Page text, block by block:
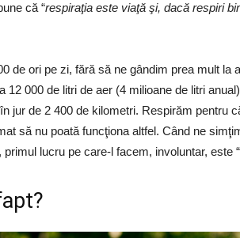
că “respiraţia este viaţă şi, dacă respiri
de ori pe zi, fără să ne gândim prea mult la
12 000 de litri de aer (4 milioane de litri
jur de 2 400 de kilometri. Respirăm pentru
să nu poată funcţiona altfel. Când ne
lucru pe care-l facem, involuntar, este “